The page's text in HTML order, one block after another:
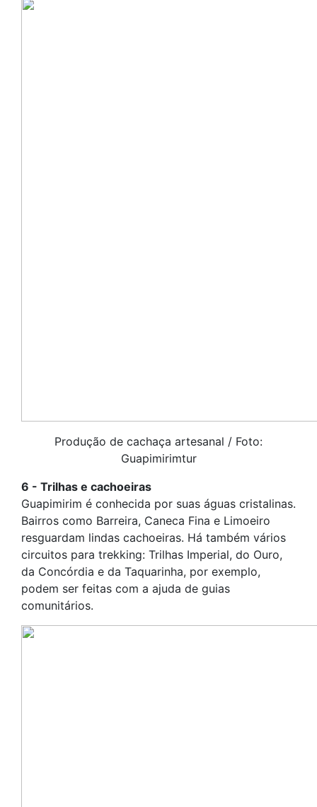
Produção de cachaça artesanal / Foto:
Guapimirimtur
6 - Trilhas e cachoeiras
Guapimirim é conhecida por suas águas cristalinas.
Bairros como Barreira, Caneca Fina e Limoeiro
resguardam lindas cachoeiras. Há também vários
circuitos para trekking: Trilhas Imperial, do Ouro,
da Concórdia e da Taquarinha, por exemplo,
podem ser feitas com a ajuda de guias
comunitários.